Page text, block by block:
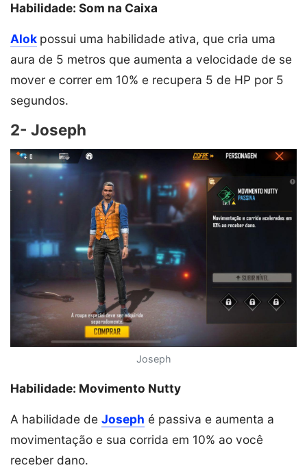
Habilidade: Som na Caixa
Alok possui uma habilidade ativa, que cria uma
aura de 5 metros que aumenta a velocidade de se
mover e correr em 10% e recupera 5 de HP por 5
segundos.
2- Joseph
Joseph
Habilidade: Movimento Nutty
A habilidade de Joseph é passiva e aumenta a
movimentação e sua corrida em 10% ao você
receber dano.